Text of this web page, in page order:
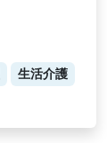
生活介護